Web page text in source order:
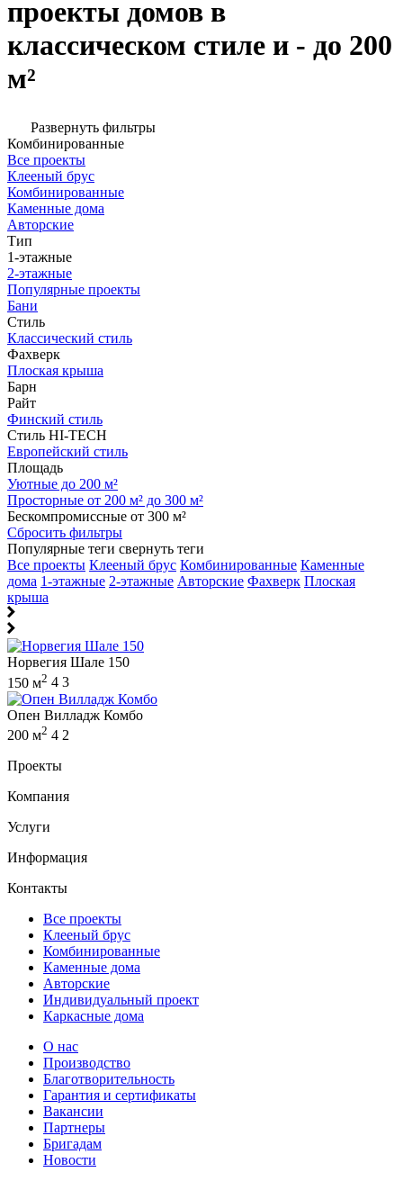
проекты домов в
классическом стиле и - до 200
м²
Развернуть фильтры
Комбинированные
Все проекты
Клееный брус
Комбинированные
Каменные дома
Авторские
Тип
1-этажные
2-этажные
Популярные проекты
Бани
Стиль
Классический стиль
Фахверк
Плоская крыша
Барн
Райт
Финский стиль
Стиль HI-TECH
Европейский стиль
Площадь
Уютные до 200 м²
Просторные от 200 м² до 300 м²
Бескомпромиссные от 300 м²
Сбросить фильтры
Популярные теги свернуть теги
Все проекты Клееный брус Комбинированные Каменные
дома 1-этажные 2-этажные Авторские Фахверк Плоская
крыша
Норвегия Шале 150
150 м2 4 3
Опен Вилладж Комбо
200 м2 4 2
Проекты
Компания
Услуги
Информация
Контакты
Все проекты
Клееный брус
Комбинированные
Каменные дома
Авторские
Индивидуальный проект
Каркасные дома
О нас
Производство
Благотворительность
Гарантия и сертификаты
Вакансии
Партнеры
Бригадам
Новости